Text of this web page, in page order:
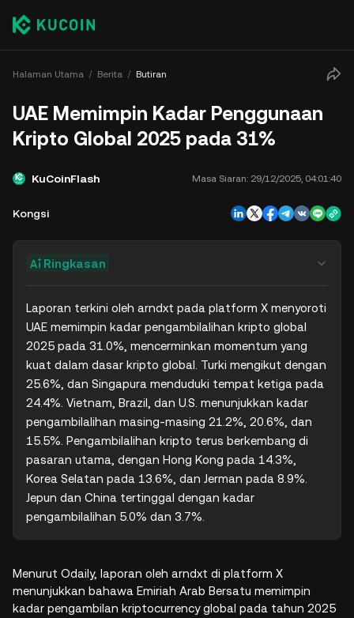
Halaman Utama Berita Butiran
UAE Memimpin Kadar Penggunaan
Kripto Global 2025 pada 31%
KuCoinFlash Masa Siaran: 29/12/2025, 04:01:40
Kongsi
Ringkasan
Laporan terkini oleh arndxt pada platform X menyoroti
UAE memimpin kadar pengambilalihan kripto global
2025 pada 31.0%, mencerminkan momentum yang
kuat dalam dasar kripto global. Turki mengikut dengan
25.6%, dan Singapura menduduki tempat ketiga pada
24.4%. Vietnam, Brazil, dan U.S. menunjukkan kadar
pengambilalihan masing-masing 21.2%, 20.6%, dan
15.5%. Pengambilalihan kripto terus berkembang di
pasaran utama, dengan Hong Kong pada 14.3%,
Korea Selatan pada 13.6%, dan Jerman pada 8.9%.
Jepun dan China tertinggal dengan kadar
pengambilalihan 5.0% dan 3.7%.
Menurut Odaily, laporan oleh arndxt di platform X
menunjukkan bahawa Emiriah Arab Bersatu memimpin
kadar pengambilan kriptocurrency global pada tahun 2025